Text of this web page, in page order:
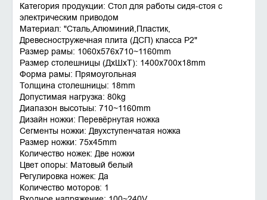
Категория продукции: Стол для работы сидя-стоя с
электрическим приводом
Материал: "Сталь,Алюминий,Пластик,
Древесностружечная плита (ДСП) класса P2"
Размер рамы: 1060x576x710~1160mm
Размер столешницы (ДхШхТ): 1400x700x18mm
Форма рамы: Прямоугольная
Толщина столешницы: 18mm
Допустимая нагрузка: 80kg
Диапазон высотыы: 710~1160mm
Дизайн ножки: Перевёрнутая ножка
Сегменты ножки: Двухступенчатая ножка
Размер ножки: 75x45mm
Количество ножек: Две ножки
Цвет опоры: Матовый белый
Регулировка ножек: Да
Количество моторов: 1